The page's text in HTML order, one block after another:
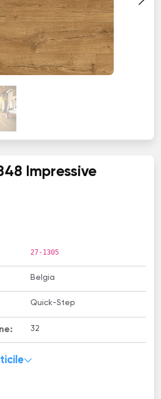
Impressive
27-1305
Belgia
Quick-Step
32